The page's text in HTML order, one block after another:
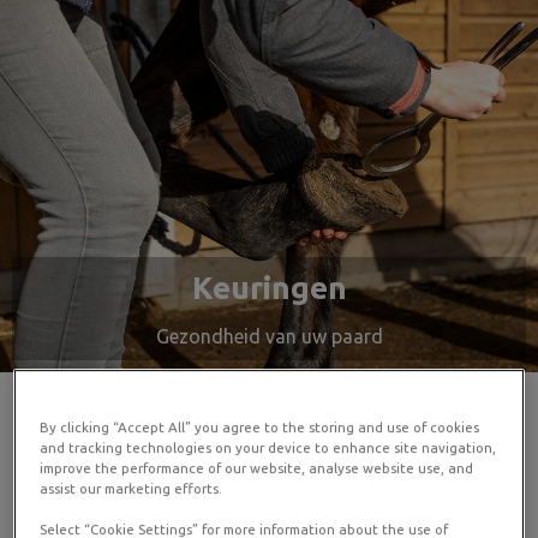
Keuringen
Gezondheid van uw paard
Wanneer u een nieuw paard gaat kopen, is het belangrijk
dat u het paard laat keuren alvorens tot de definitieve
aankoop over te gaan. Hiermee kunt u eventuele zaken
By clicking “Accept All” you agree to the storing and use of cookies
and tracking technologies on your device to enhance site navigation,
improve the performance of our website, analyse website use, and
assist our marketing efforts.
Select “Cookie Settings” for more information about the use of